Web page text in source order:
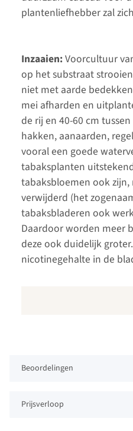
plantenliefhebber zal
Inzaaien:Voorcultuur
op het substraat
niet met aarde
mei afharden en
de rij en 40-60 cm
hakken, aanaarden,
vooral een goede
tabaksplanten
tabaksbloemen ook
verwijderd (het
tabaksbladeren ook
Daardoor worden meer
deze ook duidelijk
nicotinegehalte in de
Beoordelingen
Prijsverloop